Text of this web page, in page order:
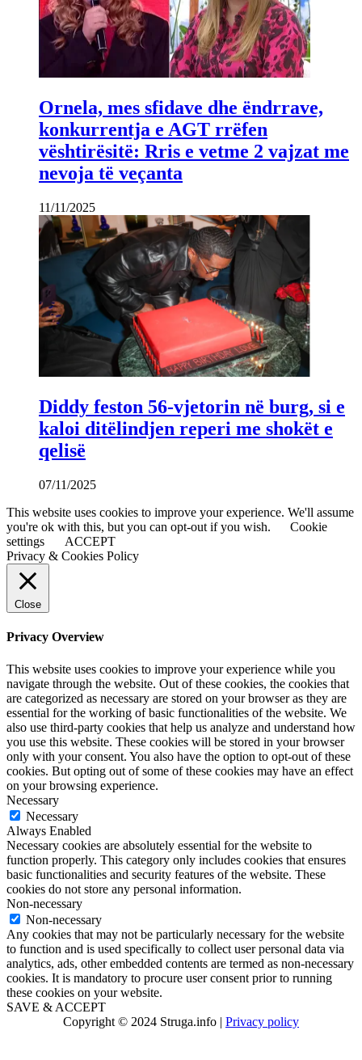
Ornela, mes sfidave dhe ëndrrave,
konkurrentja e AGT rrëfen
vështirësitë: Rris e vetme 2 vajzat me
nevoja të veçanta
11/11/2025
Diddy feston 56-vjetorin në burg, si e
kaloi ditëlindjen reperi me shokët e
qelisë
07/11/2025
This website uses cookies to improve your experience. We'll assume
you're ok with this, but you can opt-out if you wish.
Cookie
settings
ACCEPT
Privacy & Cookies Policy
Close
Privacy Overview
This website uses cookies to improve your experience while you
navigate through the website. Out of these cookies, the cookies that
are categorized as necessary are stored on your browser as they are
essential for the working of basic functionalities of the website. We
also use third-party cookies that help us analyze and understand how
you use this website. These cookies will be stored in your browser
only with your consent. You also have the option to opt-out of these
cookies. But opting out of some of these cookies may have an effect
on your browsing experience.
Necessary
Necessary
Always Enabled
Necessary cookies are absolutely essential for the website to
function properly. This category only includes cookies that ensures
basic functionalities and security features of the website. These
cookies do not store any personal information.
Non-necessary
Non-necessary
Any cookies that may not be particularly necessary for the website
to function and is used specifically to collect user personal data via
analytics, ads, other embedded contents are termed as non-necessary
cookies. It is mandatory to procure user consent prior to running
these cookies on your website.
SAVE & ACCEPT
Copyright © 2024 Struga.info | Privacy policy